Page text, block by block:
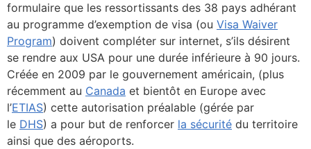
formulaire que les ressortissants des 38 pays adhérant
au programme d’exemption de visa (ou Visa Waiver
Program) doivent compléter sur internet, s’ils désirent
se rendre aux USA pour une durée inférieure à 90 jours.
Créée en 2009 par le gouvernement américain, (plus
récemment au Canada et bientôt en Europe avec
l’ETIAS) cette autorisation préalable (gérée par
le DHS) a pour but de renforcer la sécurité du territoire
ainsi que des aéroports.